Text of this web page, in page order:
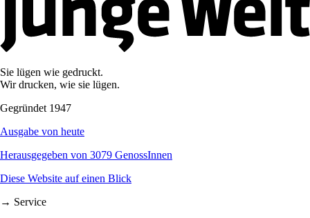
Sie lügen wie gedruckt.
Wir drucken, wie sie lügen.
Gegründet 1947
Ausgabe von heute
Herausgegeben von 3079 GenossInnen
Diese Website auf einen Blick
→ Service